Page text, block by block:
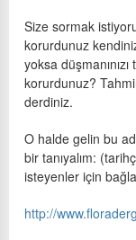
Size sormak
korurdunuz
yoksa
korurdunuz?
derdiniz.
O halde gelin bu
bir tanıyalım:
isteyenler için
http://